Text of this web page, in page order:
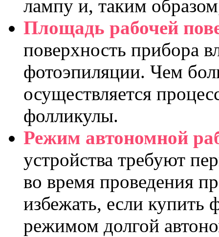
лампу и, таким
Площадь рабочей
поверхность прибора
фотоэпиляции. Чем
осуществляется
фолликулы.
Режим автономной
устройства требуют
во время проведения
избежать, если купить
режимом долгой